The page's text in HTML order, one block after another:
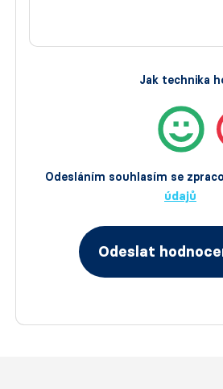
Odesláním souhlasím se
údajů
Jak technika
Odeslat